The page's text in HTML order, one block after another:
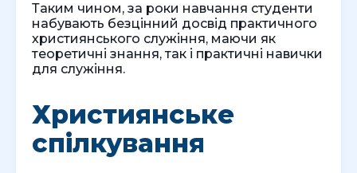
Таким чином, за роки навчання студенти
набувають безцінний досвід практичного
християнського служіння, маючи як
теоретичні знання, так і практичні навички
для служіння.
Християнське
спілкування